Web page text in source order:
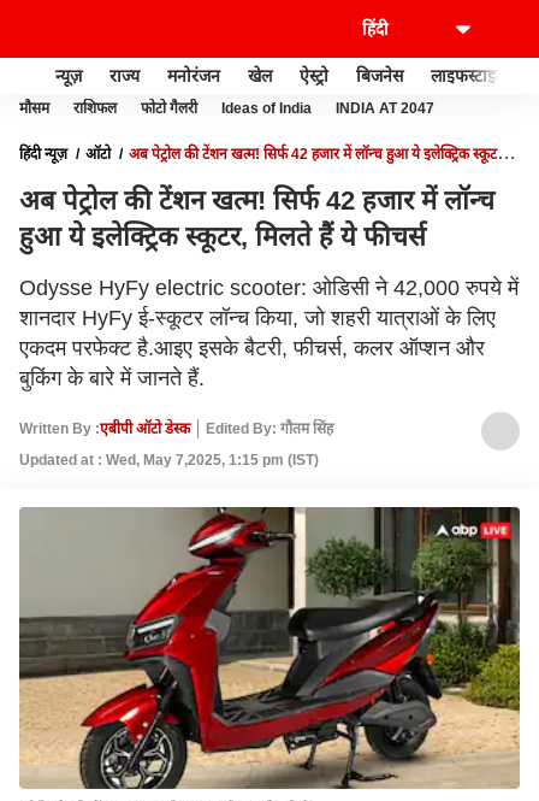
न्यूज़ राज्य मनोरंजन खेल ऐस्ट्रो बिजनेस लाइफस्टाइल
मौसम राशिफल फोटो गैलरी Ideas of India INDIA AT 2047
हिंदी न्यूज़ ऑटो
अब पेट्रोल की टेंशन खत्म! सिर्फ 42 हजार में लॉन्च हुआ ये इलेक्ट्रिक स्कूटर,
अब पेट्रोल की टेंशन खत्म! सिर्फ 42 हजार में लॉन्च
हुआ ये इलेक्ट्रिक स्कूटर, मिलते हैं ये फीचर्स
Odysse HyFy electric scooter: ओडिसी ने 42,000 रुपये में
शानदार HyFy ई-स्कूटर लॉन्च किया, जो शहरी यात्राओं के लिए
एकदम परफेक्ट है.आइए इसके बैटरी, फीचर्स, कलर ऑप्शन और
बुकिंग के बारे में जानते हैं.
Written By :एबीपी ऑटो डेस्क
Edited By: गौतम सिंह
Updated at : Wed, May 7,2025, 1:15 pm (IST)